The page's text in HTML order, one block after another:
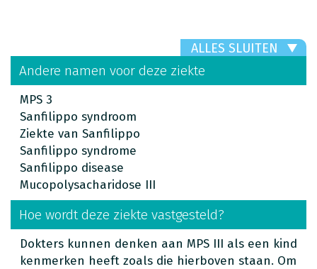
ALLES SLUITEN
Andere namen voor deze ziekte
MPS 3
Sanfilippo syndroom
Ziekte van Sanfilippo
Sanfilippo syndrome
Sanfilippo disease
Mucopolysacharidose III
Hoe wordt deze ziekte vastgesteld?
Dokters kunnen denken aan MPS III als een kind
kenmerken heeft zoals die hierboven staan. Om